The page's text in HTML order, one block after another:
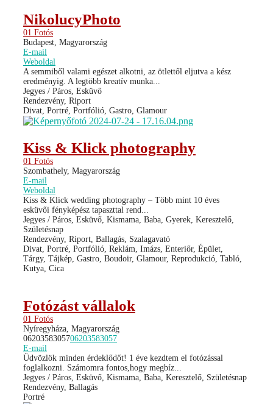
NikolucyPhoto
01 Fotós
Budapest, Magyarország
E-mail
Weboldal
A semmiből valami egészet alkotni, az ötlettől eljutva a kész
eredményig. A legtöbb kreatív munka...
Jegyes / Páros, Esküvő
Rendezvény, Riport
Divat, Portré, Portfólió, Gastro, Glamour
Kiss & Klick photography
01 Fotós
Szombathely, Magyarország
E-mail
Weboldal
Kiss & Klick wedding photography – Több mint 10 éves
esküvői fényképész tapaszttal rend...
Jegyes / Páros, Esküvő, Kismama, Baba, Gyerek, Keresztelő,
Születésnap
Rendezvény, Riport, Ballagás, Szalagavató
Divat, Portré, Portfólió, Reklám, Imázs, Enteriőr, Épület,
Tárgy, Tájkép, Gastro, Boudoir, Glamour, Reprodukció, Tabló,
Kutya, Cica
Fotózást vállalok
01 Fotós
Nyíregyháza, Magyarország
0620358305706203583057
E-mail
Üdvözlök minden érdeklődőt! 1 éve kezdtem el fotózással
foglalkozni. Számomra fontos,hogy megbíz...
Jegyes / Páros, Esküvő, Kismama, Baba, Keresztelő, Születésnap
Rendezvény, Ballagás
Portré